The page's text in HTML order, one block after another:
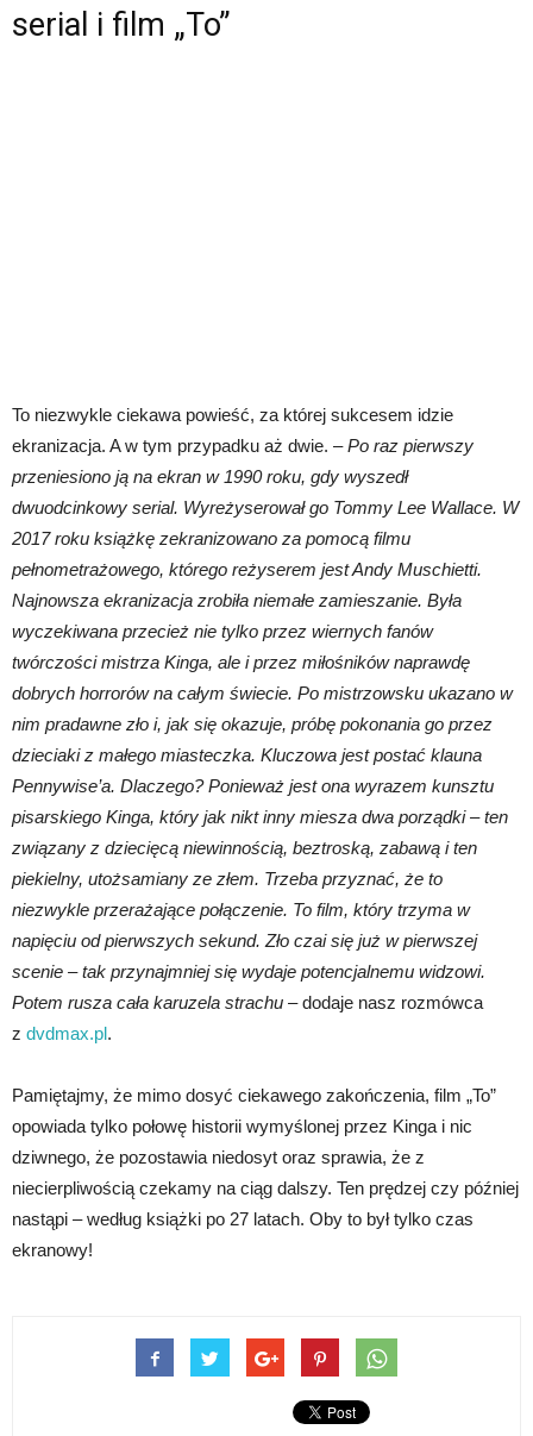
serial i film „To”
To niezwykle ciekawa powieść, za której sukcesem idzie
ekranizacja. A w tym przypadku aż dwie. –Po raz pierwszy
przeniesiono ją na ekran w 1990 roku, gdy wyszedł
dwuodcinkowy serial. Wyreżyserował go Tommy Lee Wallace. W
2017 roku książkę zekranizowano za pomocą filmu
pełnometrażowego, którego reżyserem jest Andy Muschietti.
Najnowsza ekranizacja zrobiła niemałe zamieszanie. Była
wyczekiwana przecież nie tylko przez wiernych fanów
twórczości mistrza Kinga, ale i przez miłośników naprawdę
dobrych horrorów na całym świecie. Po mistrzowsku ukazano w
nim pradawne zło i, jak się okazuje, próbę pokonania go przez
dzieciaki z małego miasteczka. Kluczowa jest postać klauna
Pennywise’a. Dlaczego? Ponieważ jest ona wyrazem kunsztu
pisarskiego Kinga, który jak nikt inny miesza dwa porządki – ten
związany z dziecięcą niewinnością, beztroską, zabawą i ten
piekielny, utożsamiany ze złem. Trzeba przyznać, że to
niezwykle przerażające połączenie. To film, który trzyma w
napięciu od pierwszych sekund. Zło czai się już w pierwszej
scenie – tak przynajmniej się wydaje potencjalnemu widzowi.
Potem rusza cała karuzela strachu – dodaje nasz rozmówca
z dvdmax.pl.
Pamiętajmy, że mimo dosyć ciekawego zakończenia, film „To”
opowiada tylko połowę historii wymyślonej przez Kinga i nic
dziwnego, że pozostawia niedosyt oraz sprawia, że z
niecierpliwością czekamy na ciąg dalszy. Ten prędzej czy później
nastąpi – według książki po 27 latach. Oby to był tylko czas
ekranowy!